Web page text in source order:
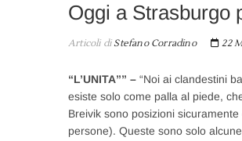
Oggi a Strasburgo
Articoli diStefano Corradino 22
“L’UNITA”” – “Noi ai clandestini
esiste solo come palla al piede,
Breivik sono posizioni
persone). Queste sono solo